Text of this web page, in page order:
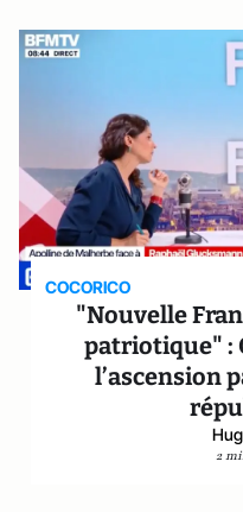
COCORICO
"Nouvelle
patriotique" :
l’ascension
2